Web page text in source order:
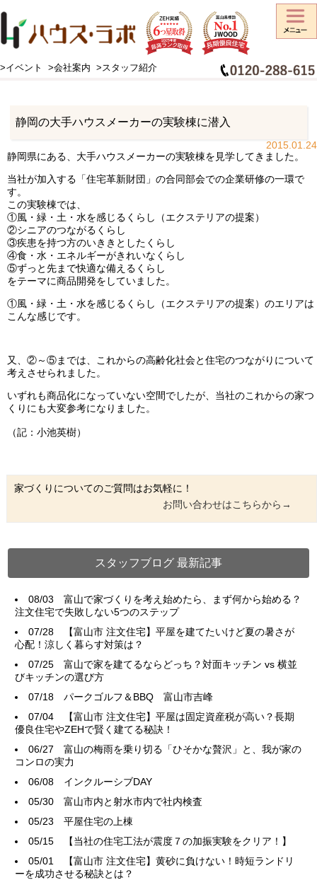
>イベント >会社案内 >スタッフ紹介
HOME > スタッフブログ > お知らせ>静岡の大手ハウスメーカーの実験棟に潜入
静岡の大手ハウスメーカーの実験棟に潜入
2015.01.24
静岡県にある、大手ハウスメーカーの実験棟を見学してきました。
当社が加入する「住宅革新財団」の合同部会での企業研修の一環で
す。
この実験棟では、
①風・緑・土・水を感じるくらし（エクステリアの提案）
②シニアのつながるくらし
③疾患を持つ方のいききとしたくらし
④食・水・エネルギーがきれいなくらし
⑤ずっと先まで快適な備えるくらし
をテーマに商品開発をしていました。
①風・緑・土・水を感じるくらし（エクステリアの提案）のエリアは
こんな感じです。
又、②～⑤までは、これからの高齢化社会と住宅のつながりについて
考えさせられました。
いずれも商品化になっていない空間でしたが、当社のこれからの家つ
くりにも大変参考になりました。
（記：小池英樹）
家づくりについてのご質問はお気軽に！
お問い合わせはこちらから→
スタッフブログ 最新記事
08/03富山で家づくりを考え始めたら、まず何から始める？
注文住宅で失敗しない5つのステップ
07/28
【富山市 注文住宅】平屋を建てたいけど夏の暑さが
心配！涼しく暮らす対策は？
07/25富山で家を建てるならどっち？対面キッチン vs 横並
びキッチンの選び方
07/18パークゴルフ＆BBQ 富山市吉峰
07/04
【富山市 注文住宅】平屋は固定資産税が高い？長期
優良住宅やZEHで賢く建てる秘訣！
06/27富山の梅雨を乗り切る「ひそかな贅沢」と、我が家の
コンロの実力
06/08 インクルーシブDAY
05/30富山市内と射水市内で社内検査
05/23平屋住宅の上棟
05/15
【当社の住宅工法が震度７の加振実験をクリア！】
05/01
【富山市 注文住宅】黄砂に負けない！時短ランドリ
ーを成功させる秘訣とは？